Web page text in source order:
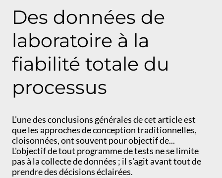
Des données de
laboratoire à la
fiabilité totale du
processus
L'une des conclusions générales de cet article est
que les approches de conception traditionnelles,
cloisonnées, ont souvent pour objectif de...
L'objectif de tout programme de tests ne se limite
pas à la collecte de données ; il s'agit avant tout de
prendre des décisions éclairées.